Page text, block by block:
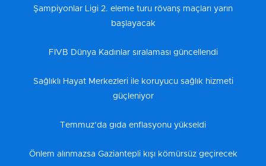
Şampiyonlar Ligi 2. eleme turu rövanş maçları yarın
başlayacak
FIVB Dünya Kadınlar sıralaması güncellendi
Sağlıklı Hayat Merkezleri ile koruyucu sağlık hizmeti
güçleniyor
Temmuz’da gıda enflasyonu yükseldi
Önlem alınmazsa Gaziantepli kışı kömürsüz geçirecek